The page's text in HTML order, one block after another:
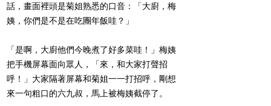
話，畫面裡頭是菊姐熟悉的口音：「大廚，梅
姨，你們是不是在吃團年飯哇？」
「是啊，大廚他們今晚煮了好多菜哇！」梅姨
把手機屏幕面向眾人，「來，和大家打聲招
呼！」大家隔著屏幕和菊姐一一打招呼，剛想
來一句粗口的六九叔，馬上被梅姨截停了。